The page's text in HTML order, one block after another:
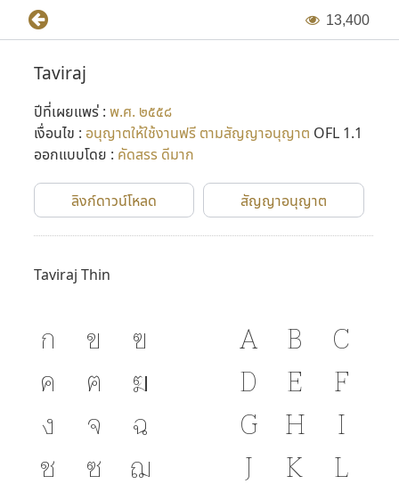
13,400
Taviraj
ปีที่เผยแพร่ : พ.ศ. ๒๕๕๘
เงื่อนไข : อนุญาตให้ใช้งานฟรี ตามสัญญาอนุญาต OFL 1.1
ออกแบบโดย : คัดสรร ดีมาก
ลิงก์ดาวน์โหลด สัญญาอนุญาต
Taviraj Thin
ก ข
ฃ
ค
ฅ
ฆ
ง
จ
ฉ
ช
ซ
ฌ
A B
C
D
E
F
G
H
I
J
K
L